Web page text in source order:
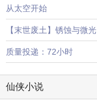
从太空开始
【末世废土】锈蚀与微光
质量投递：72小时
仙侠小说